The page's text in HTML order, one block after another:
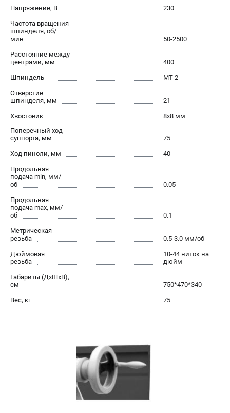
вс - выходной
Напряжение, В
230
Частота вращения
шпинделя, об/
мин
50-2500
Расстояние между
центрами, мм
400
Шпиндель
MТ-2
Отверстие
шпинделя, мм
21
Хвостовик
8х8 мм
Поперечный ход
суппорта, мм
75
Ход пиноли, мм
40
Продольная
подача min, мм/
об
0.05
Продольная
подача max, мм/
об
0.1
Метрическая
резьба
0.5-3.0 мм/об
Дюймовая
резьба
10-44 ниток на
дюйм
Габариты (ДхШхВ),
см
750*470*340
Вес, кг
75